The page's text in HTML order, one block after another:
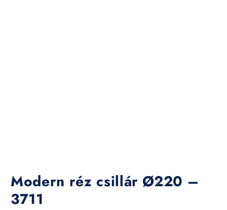
Modern réz csillár Ø220 –
3711